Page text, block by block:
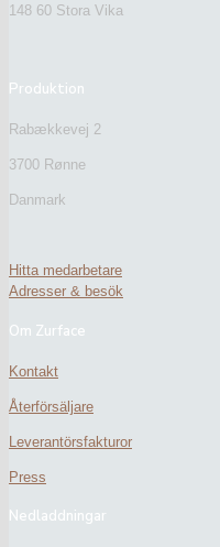
148 60 Stora Vika
Produktion
Rabækkevej 2
3700 Rønne
Danmark
Hitta medarbetare
Adresser & besök
Om Zurface
Kontakt
Återförsäljare
Leverantörsfakturor
Press
Nedladdningar